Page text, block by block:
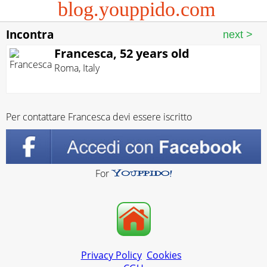
blog.youppido.com
Incontra
Francesca, 52 years old
Roma, Italy
Per contattare Francesca devi essere iscritto
For
Privacy Policy Cookies